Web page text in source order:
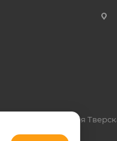
125047, Москва, 3-я
17, 8 926 863 97 21